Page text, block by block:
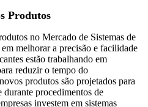
Produtos
no Mercado de Sistemas de
melhorar a precisão e facilidade
estão trabalhando em
reduzir o tempo do
produtos são projetados para
procedimentos de
investem em sistemas